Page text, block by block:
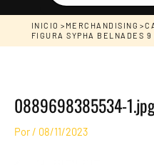
INICIO > MERCHANDISING >
FIGURA SYPHA BELNADES 9
0889698385534-1.jpg
Por/ 08/11/2023